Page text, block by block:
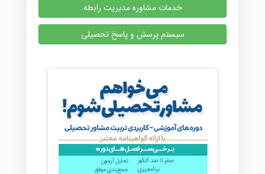
خدمات مشاوره مدیریت رابطه
سیستم پرسش و پاسخ تحصیلی